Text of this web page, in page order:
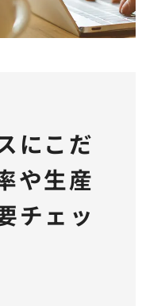
にこだ
や生産
チェッ